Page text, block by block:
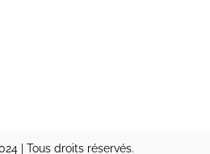
| Tous droits réservés.